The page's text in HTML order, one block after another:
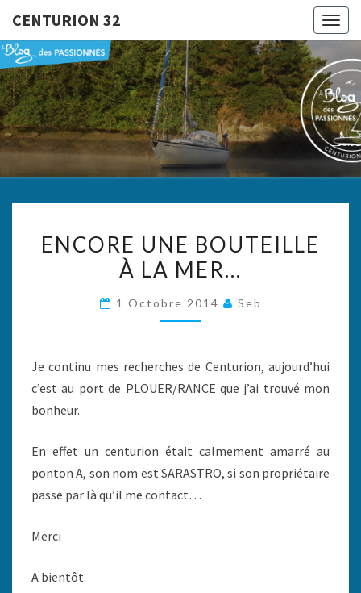
CENTURION 32
32
Le Blog
Des
Passionnés
UNE
BOUTEILLE
ENCORE UNE BOUTEILLE
À LA MER…
1 Octobre 2014 Seb
Je continu mes recherches de Centurion, aujourd’hui
c’est au port de PLOUER/RANCE que j’ai trouvé mon
bonheur.
En effet un centurion était calmement amarré au
ponton A, son nom est SARASTRO, si son propriétaire
passe par là qu’il me contact…
Merci
A bientôt